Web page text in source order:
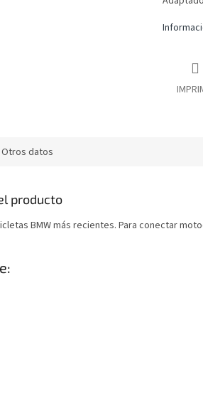
Otros datos
producto
BMW más recientes. Para conectar